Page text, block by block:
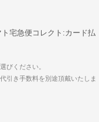
宅急便コレクト:カード払
びください。
引き手数料を別途頂戴いたしま